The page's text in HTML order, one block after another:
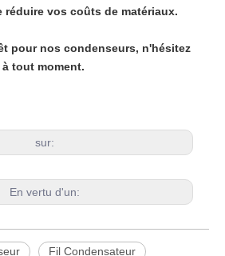
réduire vos coûts de matériaux.
pour nos condenseurs, n'hésitez
tout moment.
sur:
En vertu d'un:
Fil Condensateur